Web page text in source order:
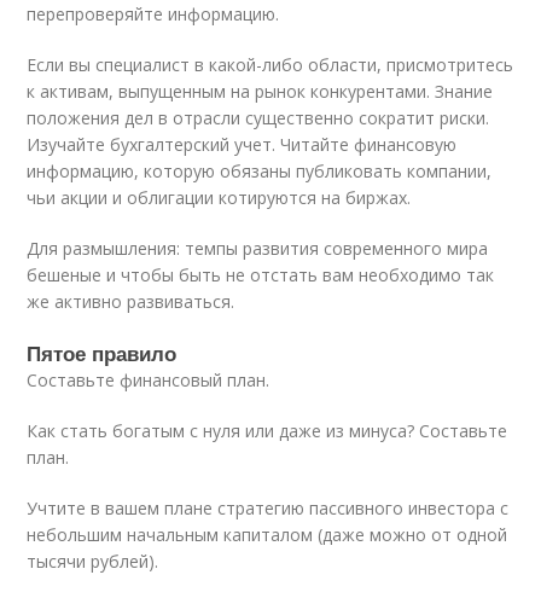
перепроверяйте информацию.
Если вы специалист в какой-либо области, присмотритесь
к активам, выпущенным на рынок конкурентами. Знание
положения дел в отрасли существенно сократит риски.
Изучайте бухгалтерский учет. Читайте финансовую
информацию, которую обязаны публиковать компании,
чьи акции и облигации котируются на биржах.
Для размышления: темпы развития современного мира
бешеные и чтобы быть не отстать вам необходимо так
же активно развиваться.
Пятое правило
Составьте финансовый план.
Как стать богатым с нуля или даже из минуса? Составьте
план.
Учтите в вашем плане стратегию пассивного инвестора с
небольшим начальным капиталом (даже можно от одной
тысячи рублей).